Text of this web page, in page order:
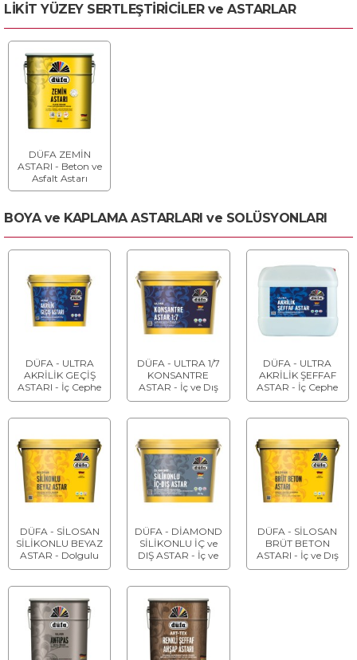
LİKİT YÜZEY SERTLEŞTİRİCİLER ve ASTARLAR
DÜFA ZEMİN
ASTARI - Beton ve
Asfalt Astarı
BOYA ve KAPLAMA ASTARLARI ve SOLÜSYONLARI
DÜFA - ULTRA
AKRİLİK GEÇİŞ
ASTARI - İç Cephe
Dönüşüm Astarı
DÜFA - ULTRA 1/7
KONSANTRE
ASTAR - İç ve Dış
Cephe Şeffaf Astar
DÜFA - ULTRA
AKRİLİK ŞEFFAF
ASTAR - İç Cephe
Şeffaf Astar
DÜFA - SİLOSAN
SİLİKONLU BEYAZ
ASTAR - Dolgulu
Dış Cephe Astarı
DÜFA - DİAMOND
SİLİKONLU İÇ ve
DIŞ ASTAR - İç ve
Dış Cephe Örtücü
DÜFA - SİLOSAN
BRÜT BETON
ASTARI - İç ve Dış
Cephe Astarı